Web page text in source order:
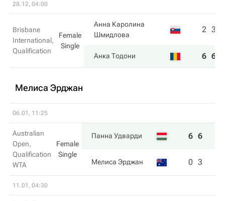
28.12, 04:00
Brisbane
International,
Qualification
Female
Single
Анна Каролина
Шмидлова
2 3
Анка Тодони 6 6
Мелиса Эрджан
06.01, 11:25
Australian
Open,
Qualification
WTA
Female
Single
Панна Удварди 6 6
Мелиса Эрджан 0 3
11.01, 04:30